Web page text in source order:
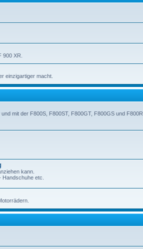
XR.
einzigartiger macht.
mit der F800S, F800ST, F800GT, F800GS und F800R.
kann.
etc.